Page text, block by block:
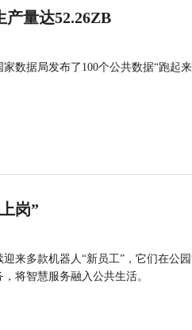
产量达52.26ZB
数据局发布了100个公共数据“跑起
岗”
来多款机器人“新员工”，它们在公
将智慧服务融入公共生活。